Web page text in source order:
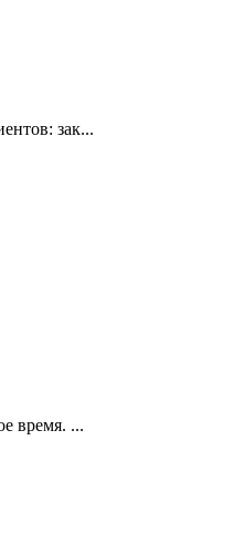
зак...
время. ...